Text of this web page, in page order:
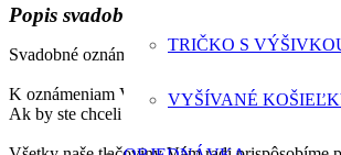
TRIČKO S
VYŠÍVANÉ
Popis svadobného oznámenia
Svadobné oznámenie zelená geometria je
K oznámeniam Vám vieme ponúknuť aj obálky
Ak by ste chceli aby boli vaše obálky